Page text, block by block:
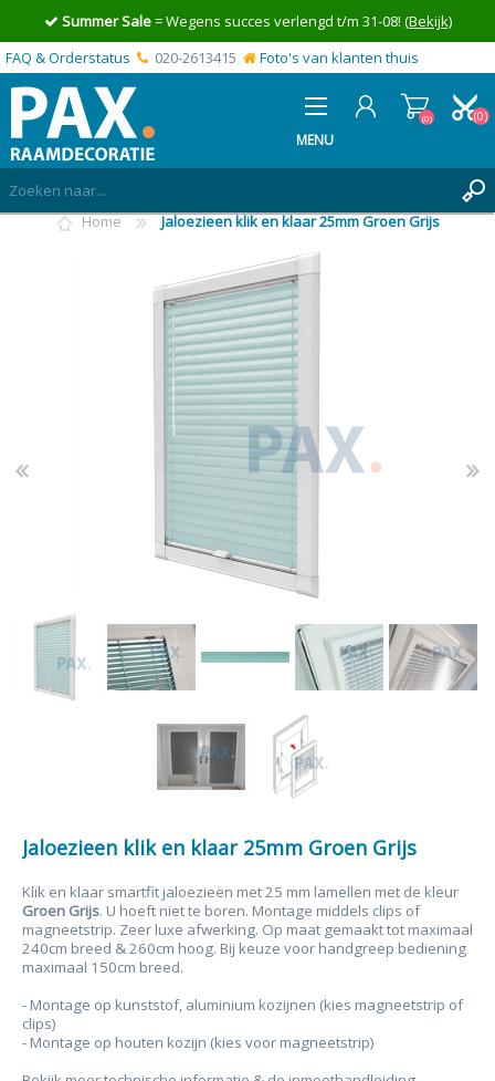
Summer Sale= Wegens succes verlengd t/m 31-08! (Bekijk)
FAQ & Orderstatus
020-2613415 Foto's van klanten thuis
MENU
(0)
(0)
Home Jaloezieen klik en klaar 25mm Groen Grijs
Jaloezieen klik en klaar 25mm Groen Grijs
Klik en klaar smartfit jaloezieën met 25 mm lamellen met de kleur
Groen Grijs. U hoeft niet te boren. Montage middels clips of
magneetstrip. Zeer luxe afwerking. Op maat gemaakt tot maximaal
240cm breed & 260cm hoog. Bij keuze voor handgreep bediening
maximaal 150cm breed.
- Montage op kunststof, aluminium kozijnen (kies magneetstrip of
clips)
- Montage op houten kozijn (kies voor magneetstrip)